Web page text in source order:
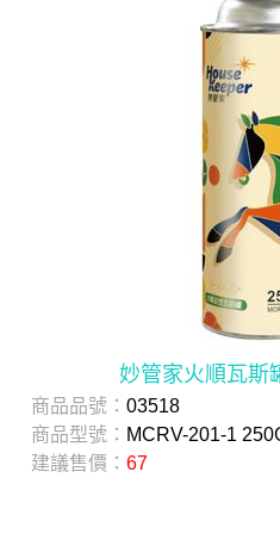
妙管家火順瓦斯
商品品號： 03518
商品型號： MCRV-201-1
建議售價： 67